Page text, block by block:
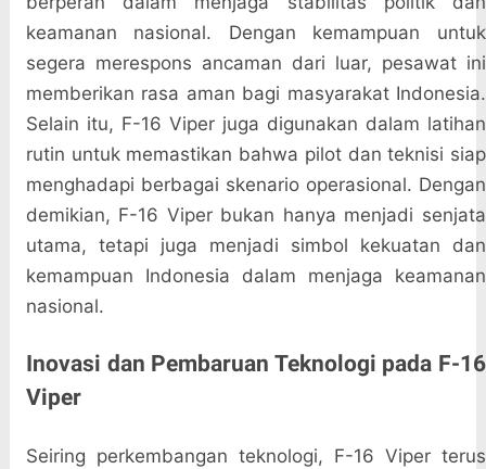
keamanan nasional. Dengan kemampuan untuk
segera merespons ancaman dari luar, pesawat ini
memberikan rasa aman bagi masyarakat Indonesia.
Selain itu, F-16 Viper juga digunakan dalam latihan
rutin untuk memastikan bahwa pilot dan teknisi siap
menghadapi berbagai skenario operasional. Dengan
demikian, F-16 Viper bukan hanya menjadi senjata
utama, tetapi juga menjadi simbol kekuatan dan
kemampuan Indonesia dalam menjaga keamanan
nasional.
Inovasi dan Pembaruan Teknologi pada F-16
Viper
Seiring perkembangan teknologi, F-16 Viper terus